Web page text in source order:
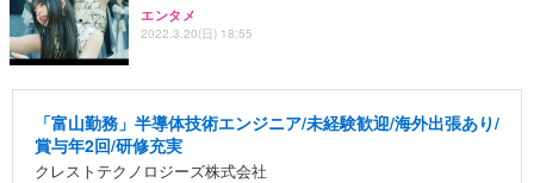
エンタメ
2022.3.20(日) 18:55
「富山勤務」半導体技術エンジニア/未経験歓迎/海外出張あり/
賞与年2回/研修充実
クレストテクノロジーズ株式会社